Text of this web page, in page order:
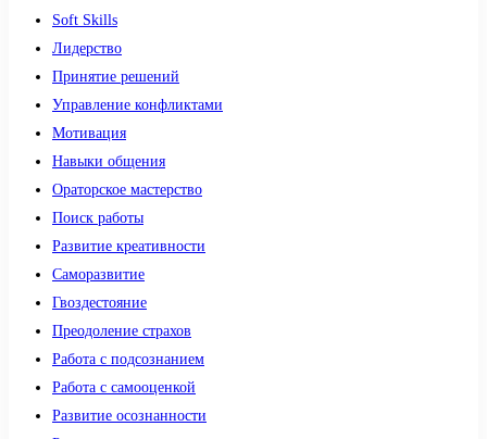
Soft Skills
Лидерство
Принятие решений
Управление конфликтами
Мотивация
Навыки общения
Ораторское мастерство
Поиск работы
Развитие креативности
Саморазвитие
Гвоздестояние
Преодоление страхов
Работа с подсознанием
Работа с самооценкой
Развитие осознанности